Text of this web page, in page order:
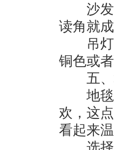
沙发
读角就成
吊灯
铜色或
五、
地毯
欢，这
看起来